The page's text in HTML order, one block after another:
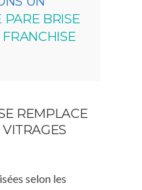
BRISE
REMPLACE
selon les